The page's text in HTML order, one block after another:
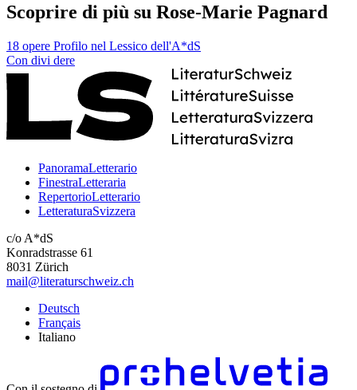
Scoprire di più su Rose-Marie Pagnard
18 opere Profilo nel Lessico dell'A*dS
Con divi dere
PanoramaLetterario
FinestraLetteraria
RepertorioLetterario
LetteraturaSvizzera
c/o A*dS
Konradstrasse 61
8031 Zürich
mail@literaturschweiz.ch
Deutsch
Français
Italiano